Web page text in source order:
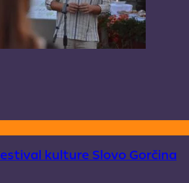
kulture Slovo Gorčina